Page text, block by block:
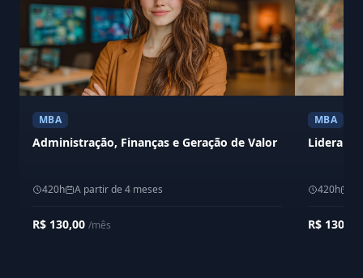
MBA
Administração, Finanças e Geração de Valor
420h A partir de 4 meses
R$ 130,00 /mês
MBA
420h
R$ 130,00